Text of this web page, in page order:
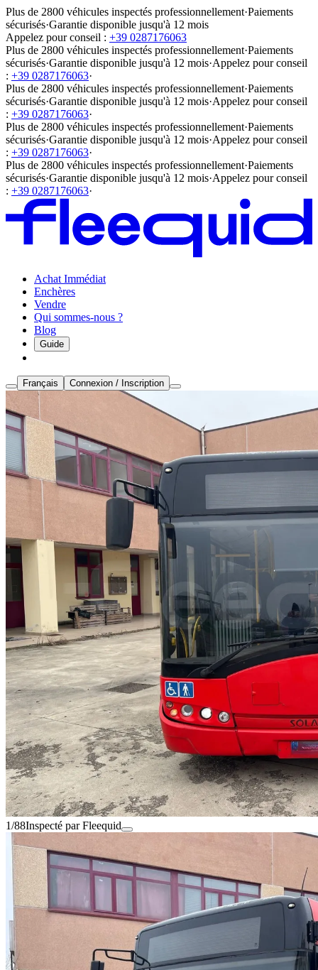
Plus de 2800 véhicules inspectés professionnellement·Paiements
sécurisés·Garantie disponible jusqu'à 12 mois
Appelez pour conseil : +39 0287176063
Plus de 2800 véhicules inspectés professionnellement·Paiements
sécurisés·Garantie disponible jusqu'à 12 mois·Appelez pour conseil
: +39 0287176063·
Plus de 2800 véhicules inspectés professionnellement·Paiements
sécurisés·Garantie disponible jusqu'à 12 mois·Appelez pour conseil
: +39 0287176063·
Plus de 2800 véhicules inspectés professionnellement·Paiements
sécurisés·Garantie disponible jusqu'à 12 mois·Appelez pour conseil
: +39 0287176063·
Plus de 2800 véhicules inspectés professionnellement·Paiements
sécurisés·Garantie disponible jusqu'à 12 mois·Appelez pour conseil
: +39 0287176063·
Achat Immédiat
Enchères
Vendre
Qui sommes-nous ?
Blog
Guide
Français Connexion / Inscription
1/88Inspecté par Fleequid